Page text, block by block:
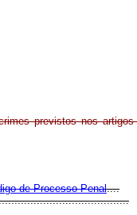
previstos nos
de Processo Penal....